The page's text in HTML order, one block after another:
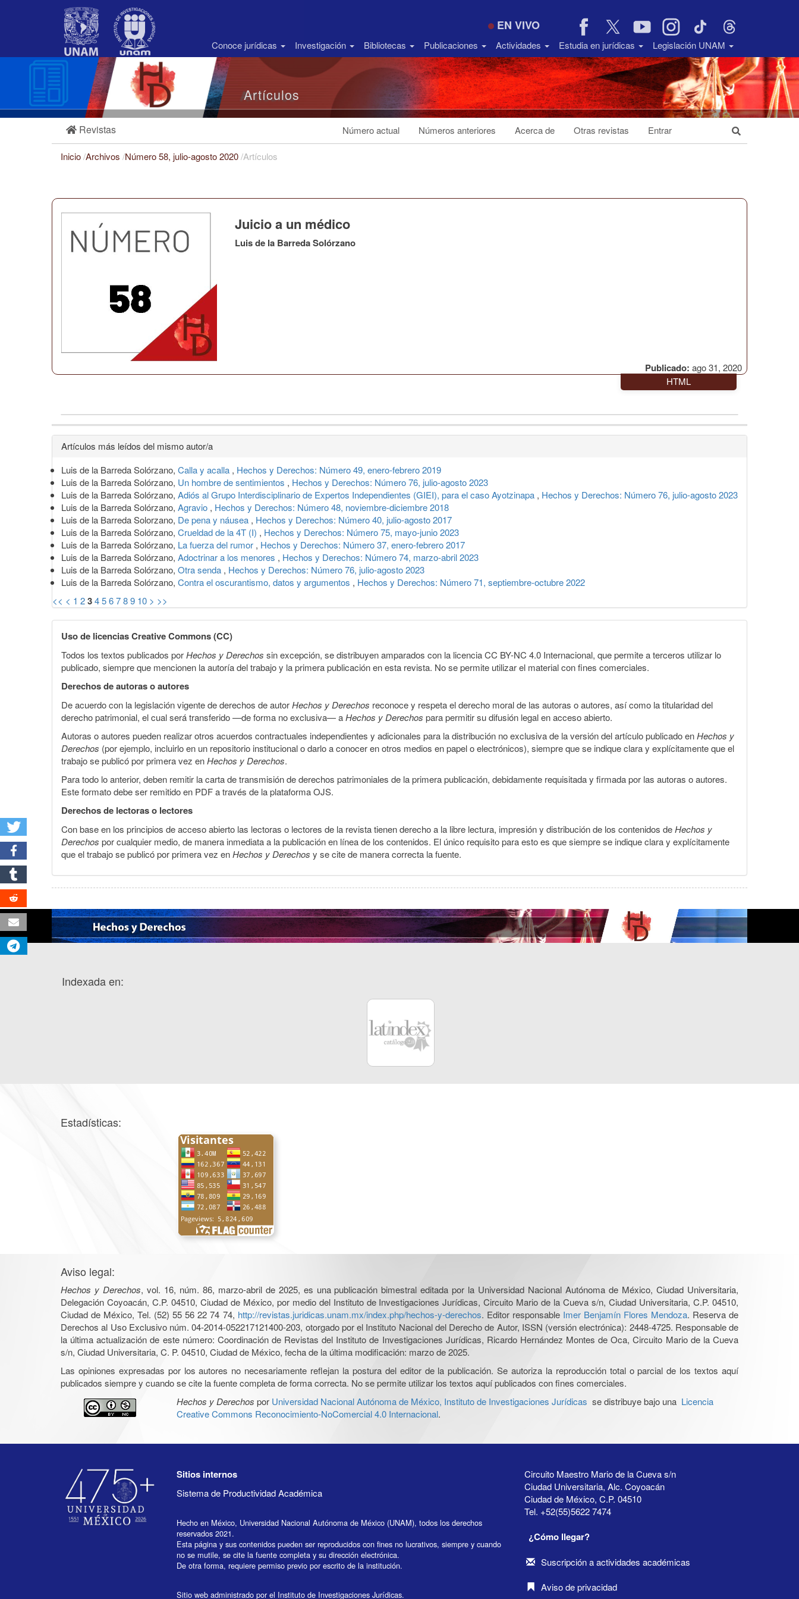
Barra
EN VIVO
Conoce jurídicas Investigación Bibliotecas Publicaciones Actividades Estudia en jurídicas Legislación UNAM
Artículos
Revistas Número actual Números anteriores Acerca de Otras revistas Entrar
Inicio/Archivos /Número 58, julio-agosto 2020/Artículos
Publicado: ago 31, 2020
Juicio a un médico
Luis de la Barreda Solórzano
HTML
Detalles
del
artículo
Artículos más leídos del mismo autor/a
Luis de la Barreda Solórzano, Calla y acalla , Hechos y Derechos: Número 49, enero-febrero 2019
Luis de la Barreda Solórzano, Un hombre de sentimientos , Hechos y Derechos: Número 76, julio-agosto 2023
Luis de la Barreda Solórzano, Adiós al Grupo Interdisciplinario de Expertos Independientes (GIEI), para el caso Ayotzinapa , Hechos y Derechos: Número 76, julio-agosto 2023
Luis de la Barreda Solórzano, Agravio , Hechos y Derechos: Número 48, noviembre-diciembre 2018
Luis de la Barreda Solorzano, De pena y náusea , Hechos y Derechos: Número 40, julio-agosto 2017
Luis de la Barreda Solórzano, Crueldad de la 4T (I) , Hechos y Derechos: Número 75, mayo-junio 2023
Luis de la Barreda Solórzano, La fuerza del rumor , Hechos y Derechos: Número 37, enero-febrero 2017
Luis de la Barreda Solórzano, Adoctrinar a los menores , Hechos y Derechos: Número 74, marzo-abril 2023
Luis de la Barreda Solórzano, Otra senda , Hechos y Derechos: Número 76, julio-agosto 2023
Luis de la Barreda Solórzano, Contra el oscurantismo, datos y argumentos , Hechos y Derechos: Número 71, septiembre-octubre 2022
<< < 1 23456789 10 > >>
Uso de licencias Creative Commons (CC)
Todos los textos publicados porHechos y Derechos sin excepción, se distribuyen amparados con la licencia CC BY-NC 4.0 Internacional, que permite a terceros utilizar lo
publicado, siempre que mencionen la autoría del trabajo y la primera publicación en esta revista. No se permite utilizar el material con fines comerciales.
Derechos de autoras o autores
De acuerdo con la legislación vigente de derechos de autorHechos y Derechos reconoce y respeta el derecho moral de las autoras o autores, así como la titularidad del
derecho patrimonial, el cual será transferido —de forma no exclusiva— aHechos y Derechos para permitir su difusión legal en acceso abierto.
Autoras o autores pueden realizar otros acuerdos contractuales independientes y adicionales para la distribución no exclusiva de la versión del artículo publicado enHechos y
Derechos (por ejemplo, incluirlo en un repositorio institucional o darlo a conocer en otros medios en papel o electrónicos), siempre que se indique clara y explícitamente que el
trabajo se publicó por primera vez enHechos y Derechos.
Para todo lo anterior, deben remitir la carta de transmisión de derechos patrimoniales de la primera publicación, debidamente requisitada y firmada por las autoras o autores.
Este formato debe ser remitido en PDF a través de la plataforma OJS.
Derechos de lectoras o lectores
Con base en los principios de acceso abierto las lectoras o lectores de la revista tienen derecho a la libre lectura, impresión y distribución de los contenidos deHechos y
Derechos por cualquier medio, de manera inmediata a la publicación en línea de los contenidos. El único requisito para esto es que siempre se indique clara y explícitamente
que el trabajo se publicó por primera vez enHechos y Derechos y se cite de manera correcta la fuente.
Indexada en:
Estadísticas:
Aviso legal:
Hechos y Derechos, vol. 16, núm. 86, marzo-abril de 2025, es una publicación bimestral editada por la Universidad Nacional Autónoma de México, Ciudad Universitaria,
Delegación Coyoacán, C.P. 04510, Ciudad de México, por medio del Instituto de Investigaciones Jurídicas, Circuito Mario de la Cueva s/n, Ciudad Universitaria, C.P. 04510,
Ciudad de México, Tel. (52) 55 56 22 74 74, http://revistas.juridicas.unam.mx/index.php/hechos-y-derechos. Editor responsable Imer Benjamín Flores Mendoza. Reserva de
Derechos al Uso Exclusivo núm. 04-2014-052217121400-203, otorgado por el Instituto Nacional del Derecho de Autor, ISSN (versión electrónica): 2448-4725. Responsable de
la última actualización de este número: Coordinación de Revistas del Instituto de Investigaciones Jurídicas, Ricardo Hernández Montes de Oca, Circuito Mario de la Cueva
s/n, Ciudad Universitaria, C. P. 04510, Ciudad de México, fecha de la última modificación: marzo de 2025.
Las opiniones expresadas por los autores no necesariamente reflejan la postura del editor de la publicación. Se autoriza la reproducción total o parcial de los textos aquí
publicados siempre y cuando se cite la fuente completa de forma correcta. No se permite utilizar los textos aquí publicados con fines comerciales.
Hechos y Derechos por Universidad Nacional Autónoma de México, Instituto de Investigaciones Jurídicas se distribuye bajo una Licencia
Creative Commons Reconocimiento-NoComercial 4.0 Internacional.
Sitios internos
Sistema de Productividad Académica
Hecho en México, Universidad Nacional Autónoma de México (UNAM), todos los derechos
reservados 2021.
Esta página y sus contenidos pueden ser reproducidos con fines no lucrativos, siempre y cuando
no se mutile, se cite la fuente completa y su dirección electrónica.
De otra forma, requiere permiso previo por escrito de la institución.
Sitio web administrado por el Instituto de Investigaciones Jurídicas.
Circuito Maestro Mario de la Cueva s/n
Ciudad Universitaria, Alc. Coyoacán
Ciudad de México, C.P. 04510
Tel. +52(55)5622 7474
¿Cómo llegar?
Suscripción a actividades académicas
Aviso de privacidad